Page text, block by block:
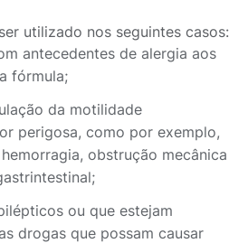
utilizado nos seguintes casos:
antecedentes de alergia aos
fórmula;
da motilidade
perigosa, como por exemplo,
obstrução mecânica
ou que estejam
drogas que possam causar